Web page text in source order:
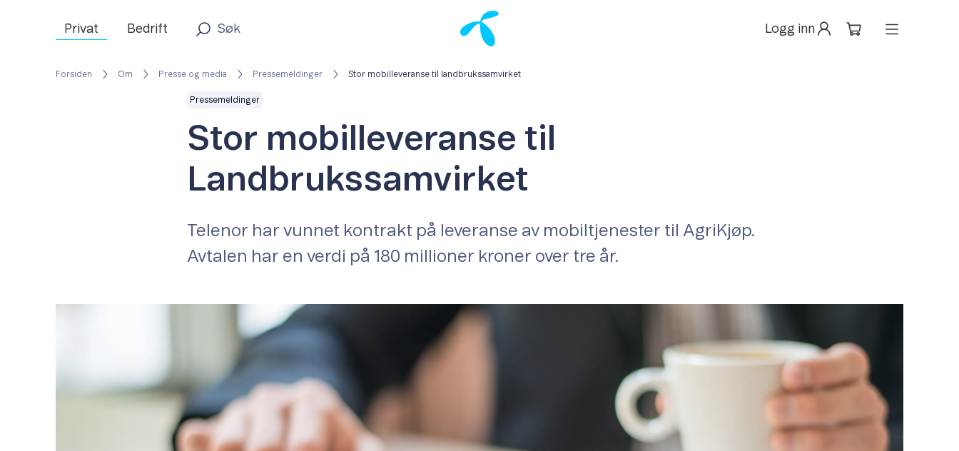
Privat Bedrift Logg inn
Forsiden Om Presse og media Pressemeldinger Stor mobilleveranse til landbrukssamvirket
Pressemeldinger
Stor mobilleveranse til
Landbrukssamvirket
Telenor har vunnet kontrakt på leveranse av mobiltjenester til AgriKjøp.
Avtalen har en verdi på 180 millioner kroner over tre år.